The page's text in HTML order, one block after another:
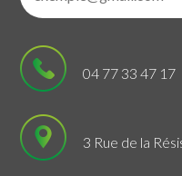
04 77 33 47 17
3 Rue de la